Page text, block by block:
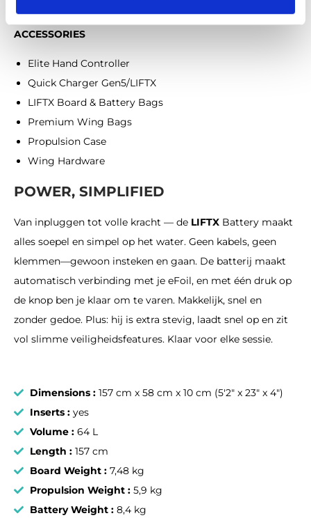
ACCESSORIES
Elite Hand Controller
Quick Charger Gen5/LIFTX
LIFTX Board & Battery Bags
Premium Wing Bags
Propulsion Case
Wing Hardware
POWER, SIMPLIFIED
Van inpluggen tot volle kracht — de LIFTX Battery maakt
alles soepel en simpel op het water. Geen kabels, geen
klemmen—gewoon insteken en gaan. De batterij maakt
automatisch verbinding met je eFoil, en met één druk op
de knop ben je klaar om te varen. Makkelijk, snel en
zonder gedoe. Plus: hij is extra stevig, laadt snel op en zit
vol slimme veiligheidsfeatures. Klaar voor elke sessie.
Dimensions : 157 cm x 58 cm x 10 cm (5'2" x 23" x 4")
Inserts : yes
Volume : 64 L
Length : 157 cm
Board Weight : 7,48 kg
Propulsion Weight : 5,9 kg
Battery Weight : 8,4 kg